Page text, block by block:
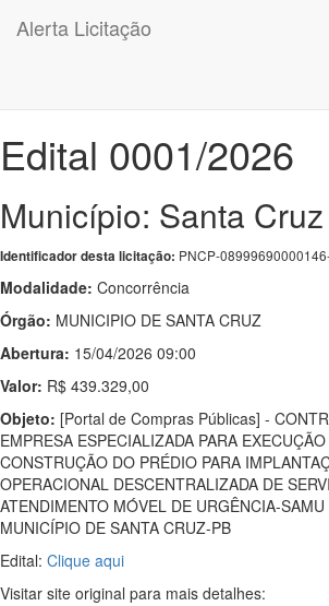
Alerta Licitação
Edital 0001/2026
Município: Santa
Identificador desta licitação: PNCP-
Modalidade: Concorrência
Órgão: MUNICIPIO DE SANTA CRUZ
Abertura: 15/04/2026 09:00
Valor: R$ 439.329,00
Objeto: [Portal de Compras Públicas] -
EMPRESA ESPECIALIZADA PARA
CONSTRUÇÃO DO PRÉDIO PARA
OPERACIONAL DESCENTRALIZADA DE
ATENDIMENTO MÓVEL DE URGÊNCIA-
MUNICÍPIO DE SANTA CRUZ-PB
Edital: Clique aqui
Visitar site original para mais detalhes: